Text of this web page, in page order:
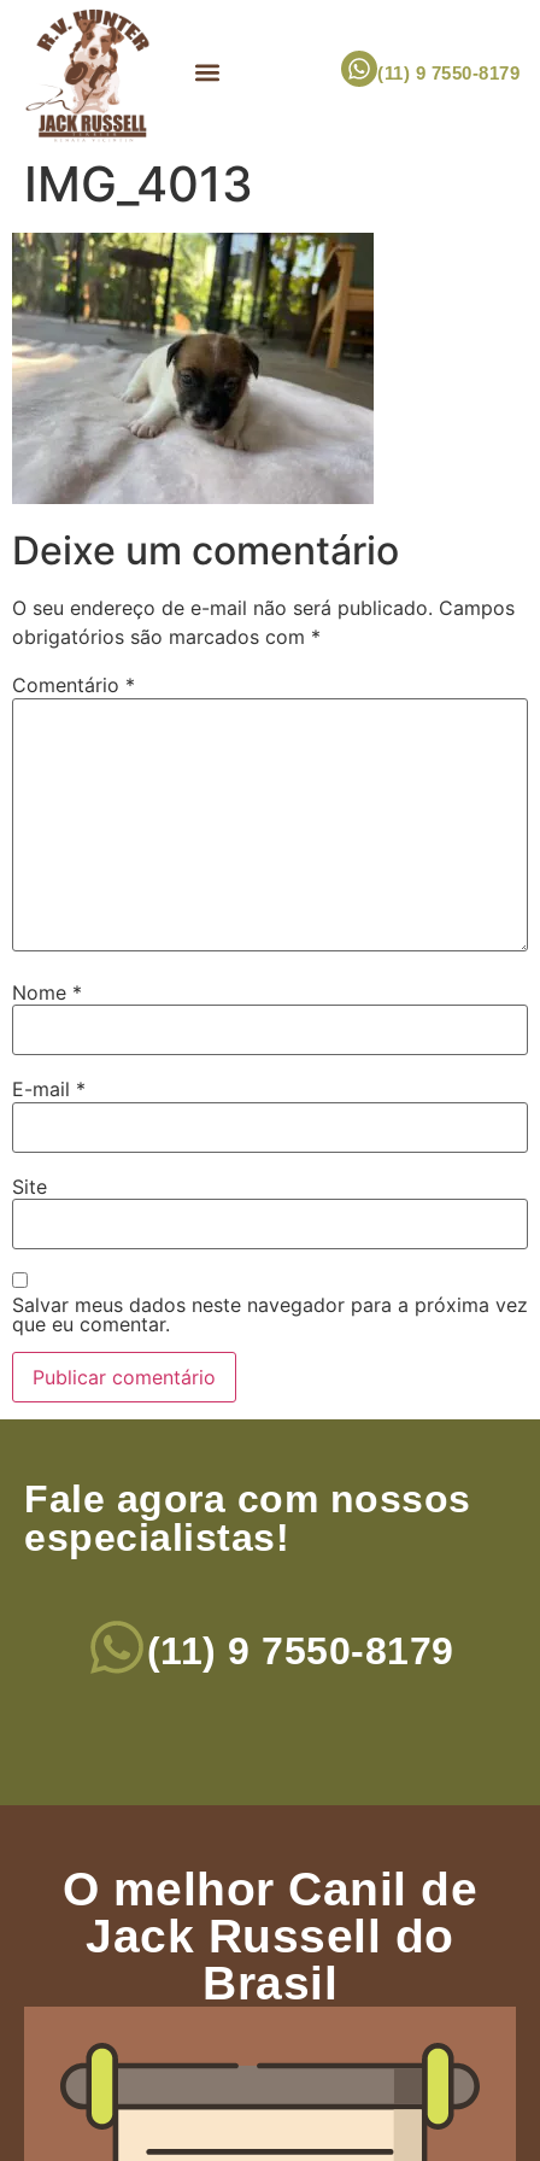
(11) 9 7550-8179
IMG_4013
Deixe um comentário
O seu endereço de e-mail não será publicado. Campos
obrigatórios são marcados com *
Comentário *
Nome *
E-mail *
Site
Salvar meus dados neste navegador para a próxima vez
que eu comentar.
Fale agora com nossos
especialistas!
(11) 9 7550-8179
O melhor Canil de
Jack Russell do
Brasil